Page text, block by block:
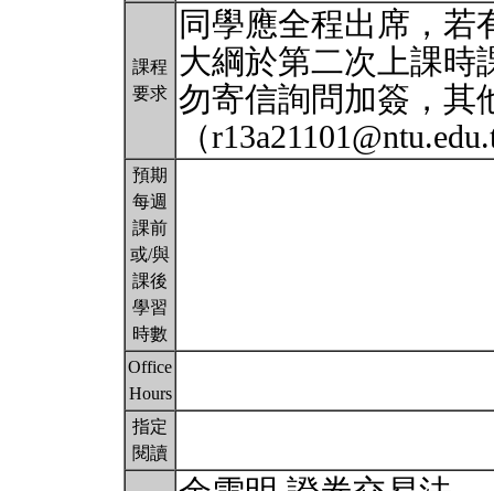
課程
要求
同學應全程出席，若
大綱於第二次上課時
勿寄信詢問加簽，其
（
預期
每週
課前
或/與
課後
學習
時數
Office
Hours
指定
閱讀